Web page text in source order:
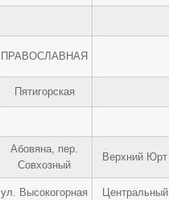
ПРАВОСЛАВНАЯ
Пятигорская
Абовяна, пер.
Совхозный
Верхний Юрт
ул. Высокогорная Центральный